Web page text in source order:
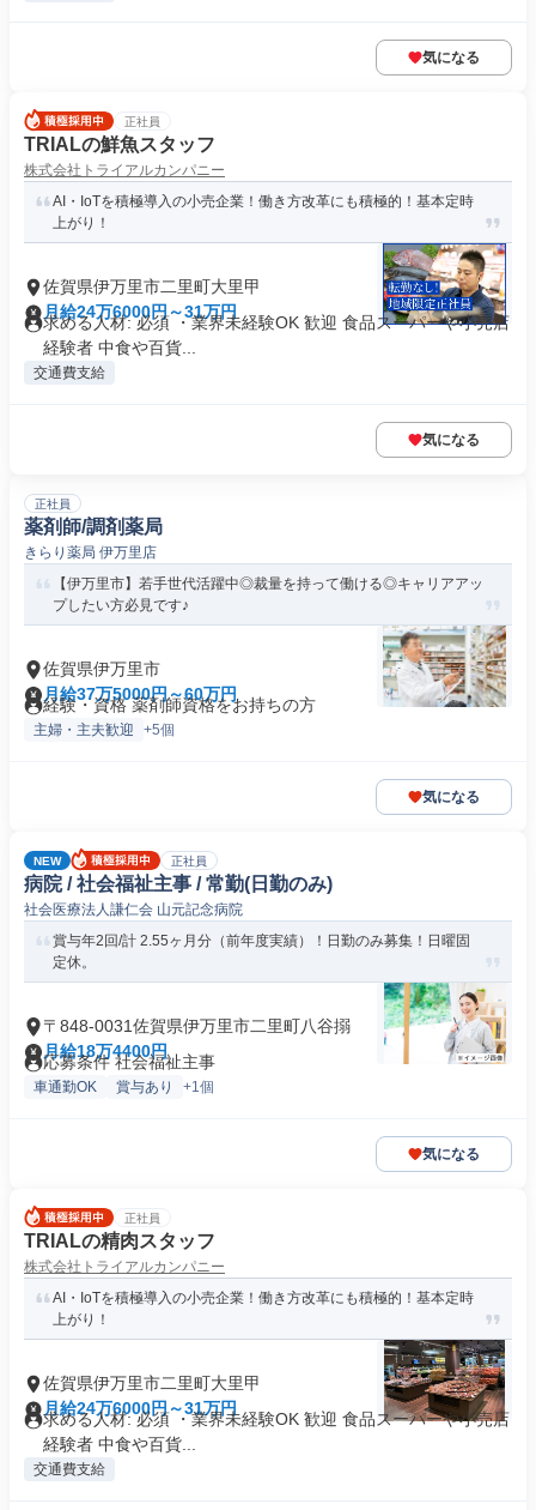
気になる
正社員
TRIALの鮮魚スタッフ
株式会社トライアルカンパニー
AI・IoTを積極導入の小売企業！働き方改革にも積極的！基本定時
上がり！
佐賀県伊万里市二里町大里甲
月給24万6000円～31万円
求める人材: 必須 ・業界未経験OK 歓迎 食品スーパーや小売店
経験者 中食や百貨...
交通費支給
気になる
正社員
薬剤師/調剤薬局
きらり薬局 伊万里店
【伊万里市】若手世代活躍中◎裁量を持って働ける◎キャリアアッ
プしたい方必見です♪
佐賀県伊万里市
月給37万5000円～60万円
経験・資格 薬剤師資格をお持ちの方
主婦・主夫歓迎 +5個
気になる
NEW 正社員
病院 / 社会福祉主事 / 常勤(日勤のみ)
社会医療法人謙仁会 山元記念病院
賞与年2回/計 2.55ヶ月分（前年度実績）！日勤のみ募集！日曜固
定休。
〒848-0031佐賀県伊万里市二里町八谷搦
月給18万4400円
応募条件 社会福祉主事
車通勤OK 賞与あり +1個
気になる
正社員
TRIALの精肉スタッフ
株式会社トライアルカンパニー
AI・IoTを積極導入の小売企業！働き方改革にも積極的！基本定時
上がり！
佐賀県伊万里市二里町大里甲
月給24万6000円～31万円
求める人材: 必須 ・業界未経験OK 歓迎 食品スーパーや小売店
経験者 中食や百貨...
交通費支給